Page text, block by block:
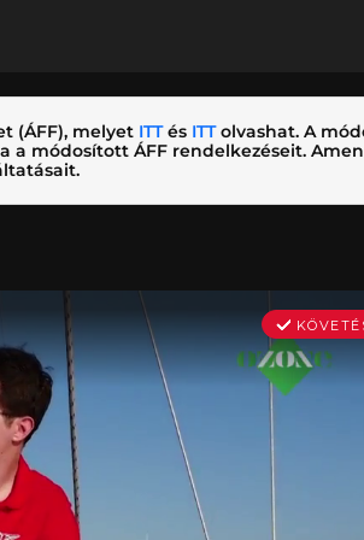
(ÁFF), melyet ITTés ITTolvashat. A
módosított ÁFF rendelkezéseit.